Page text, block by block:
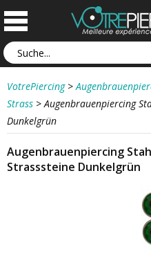
VotrePiercing >
Strass > Augenbrauenpiercing
Dunkelgrün
Augenbrauenpiercing
Strasssteine Dunkelgrün